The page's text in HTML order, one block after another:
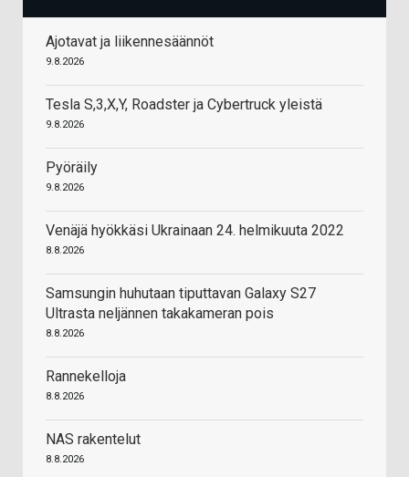
Ajotavat ja liikennesäännöt
9.8.2026
Tesla S,3,X,Y, Roadster ja Cybertruck yleistä
9.8.2026
Pyöräily
9.8.2026
Venäjä hyökkäsi Ukrainaan 24. helmikuuta 2022
8.8.2026
Samsungin huhutaan tiputtavan Galaxy S27
Ultrasta neljännen takakameran pois
8.8.2026
Rannekelloja
8.8.2026
NAS rakentelut
8.8.2026